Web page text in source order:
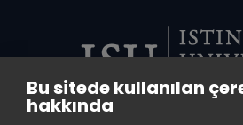
Bu sitede kullanılan
hakkında